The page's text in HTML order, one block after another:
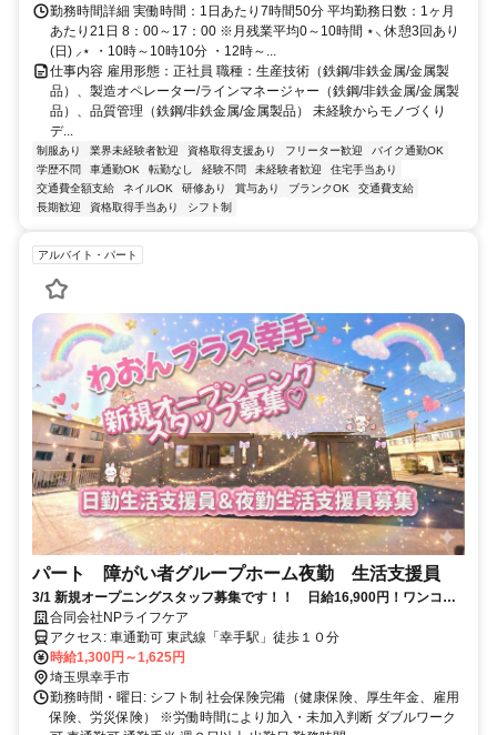
勤務時間詳細 実働時間：1日あたり7時間50分 平均勤務日数：1ヶ月
あたり21日 8：00～17：00 ※月残業平均0～10時間 ⋆⸜ 休憩3回あり
(日) ⸝⋆ ・10時～10時10分 ・12時～...
仕事内容 雇用形態：正社員 職種：生産技術（鉄鋼/非鉄金属/金属製
品）、製造オペレーター/ラインマネージャー（鉄鋼/非鉄金属/金属製
品）、品質管理（鉄鋼/非鉄金属/金属製品） 未経験からモノづくり
デ...
制服あり 業界未経験者歓迎 資格取得支援あり フリーター歓迎
バイク通勤OK
学歴不問
車通勤OK 転勤なし 経験不問 未経験者歓迎
住宅手当あり
交通費全額支給
ネイルOK 研修あり 賞与あり ブランクOK
交通費支給
長期歓迎
資格取得手当あり シフト制
アルバイト・パート
パート 障がい者グループホーム夜勤 生活支援員
3/1 新規オープニングスタッフ募集です！！ 日給16,900円！ワンコと
一緒にはたらく職場です！
合同会社NPライフケア
アクセス: 車通勤可 東武線「幸手駅」徒歩１０分
時給1,300円～1,625円
埼玉県幸手市
勤務時間・曜日: シフト制 社会保険完備（健康保険、厚生年金、雇用
保険、労災保険） ※労働時間により加入・未加入判断 ダブルワーク